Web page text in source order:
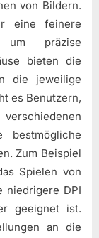
von Bildern.
eine feinere
um präzise
bieten die
die jeweilige
es Benutzern,
bestmögliche
Zum Beispiel
Spielen von
niedrigere DPI
geeignet ist.
an die